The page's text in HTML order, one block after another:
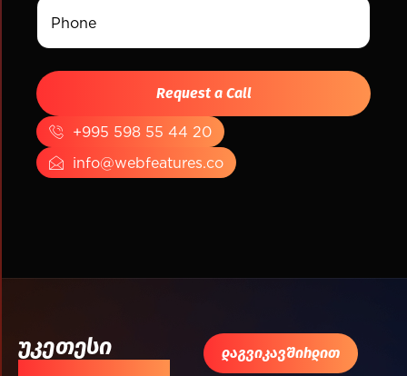
+995 598 55 44 20
info@webfeatures.co
უკეთესი
დაგვიკავშირდით